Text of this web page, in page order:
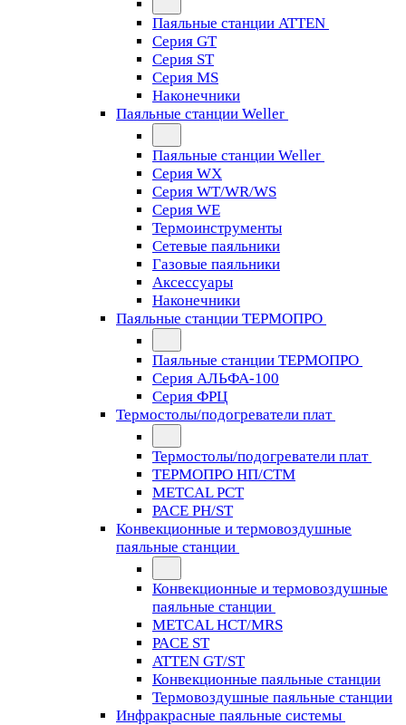
Паяльные станции ATTEN
Серия GT
Серия ST
Серия MS
Наконечники
Паяльные станции Weller
Паяльные станции Weller
Серия WX
Серия WT/WR/WS
Серия WE
Термоинструменты
Сетевые паяльники
Газовые паяльники
Аксессуары
Наконечники
Паяльные станции ТЕРМОПРО
Паяльные станции ТЕРМОПРО
Серия АЛЬФА-100
Серия ФРЦ
Термостолы/подогреватели плат
Термостолы/подогреватели плат
ТЕРМОПРО НП/СТМ
METCAL PCT
PACE PH/ST
Конвекционные и термовоздушные
паяльные станции
Конвекционные и термовоздушные
паяльные станции
METCAL HCT/MRS
PACE ST
ATTEN GT/ST
Конвекционные паяльные станции
Термовоздушные паяльные станции
Инфракрасные паяльные системы